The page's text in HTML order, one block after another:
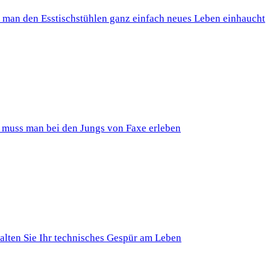
den Esstischstühlen ganz einfach neues Leben einhaucht
muss man bei den Jungs von Faxe erleben
Sie Ihr technisches Gespür am Leben